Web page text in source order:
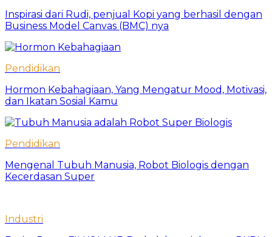
Inspirasi dari Rudi, penjual Kopi yang berhasil dengan
Business Model Canvas (BMC) nya
Pendidikan
Hormon Kebahagiaan, Yang Mengatur Mood, Motivasi,
dan Ikatan Sosial Kamu
Pendidikan
Mengenal Tubuh Manusia, Robot Biologis dengan
Kecerdasan Super
Industri